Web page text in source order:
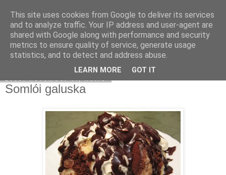
Moha Konyha
Somlói galuska
This site uses cookies from Google to deliver its services
and to analyze traffic. Your IP address and user-agent are
shared with Google along with performance and security
metrics to ensure quality of service, generate usage
statistics, and to detect and address abuse.
LEARN MORE GOT IT